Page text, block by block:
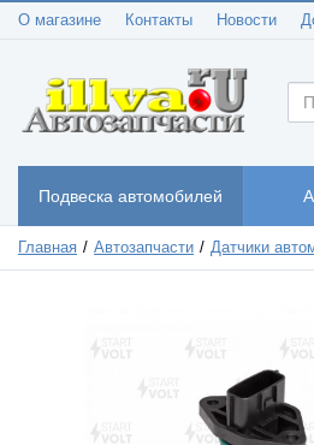
О магазине Контакты Новости
Подвеска автомобилей
Главная Автозапчасти Датчики